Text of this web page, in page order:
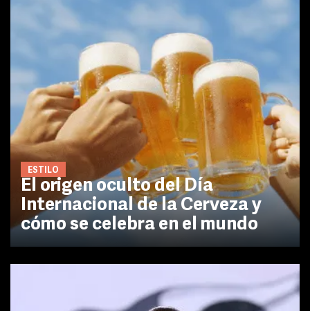
ESTILO
El origen oculto del Día
Internacional de la Cerveza y
cómo se celebra en el mundo